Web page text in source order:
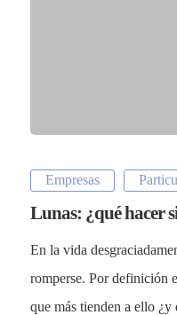
Empresas
Lunas: ¿qué hacer
En la vida
romperse. Por definición
que más tienden a ello ¿y